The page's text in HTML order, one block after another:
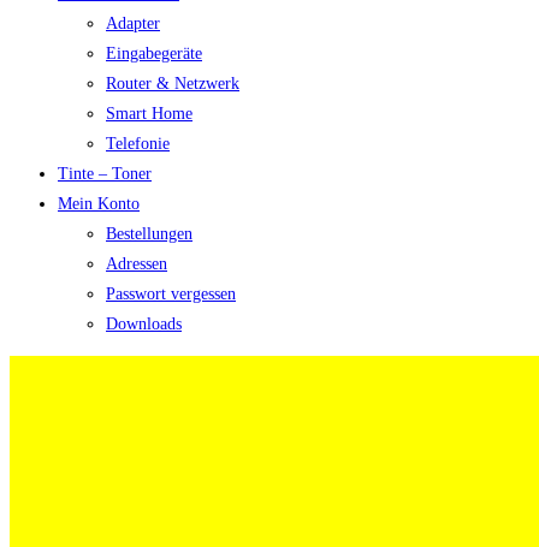
Adapter
Eingabegeräte
Router & Netzwerk
Smart Home
Telefonie
Tinte – Toner
Mein Konto
Bestellungen
Adressen
Passwort vergessen
Downloads